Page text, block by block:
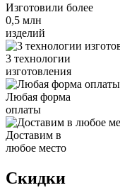
Изготовили более
0,5 млн
изделий
3 технологии
изготовления
Любая форма
оплаты
Доставим в
любое место
Скидки